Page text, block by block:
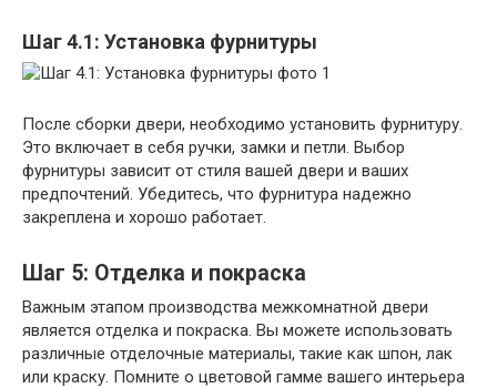
Шаг 4.1: Установка фурнитуры
После сборки двери, необходимо установить фурнитуру.
Это включает в себя ручки, замки и петли. Выбор
фурнитуры зависит от стиля вашей двери и ваших
предпочтений. Убедитесь, что фурнитура надежно
закреплена и хорошо работает.
Шаг 5: Отделка и покраска
Важным этапом производства межкомнатной двери
является отделка и покраска. Вы можете использовать
различные отделочные материалы, такие как шпон, лак
или краску. Помните о цветовой гамме вашего интерьера